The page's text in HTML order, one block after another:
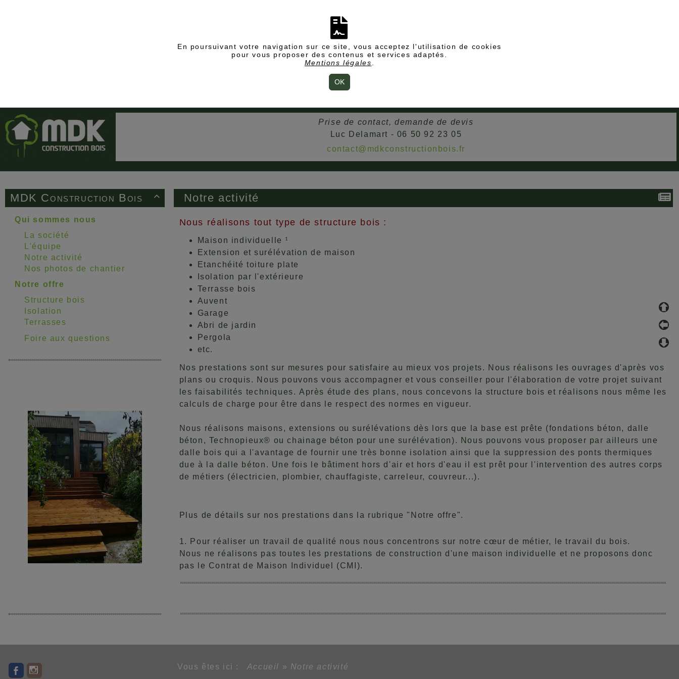
En poursuivant votre navigation sur ce site, vous acceptez l'utilisation de cookies
pour vous proposer des contenus et services adaptés.
Mentions légales
OK
Prise de contact, demande de devis
Luc Delamart - 06 50 92 23 05
contact@mdkconstructionbois.fr

MDK Construction Bois
Qui sommes nous
La société
L'équipe
Notre activité
Nos photos de chantier
Notre offre
Structure bois
Isolation
Terrasses
Foire aux questions
Notre activité
Nous réalisons tout type de structure bois :
Maison individuelle 1
Extension et surélévation de maison
Etanchéité toiture plate
Isolation par l'extérieure
Terrasse bois
Auvent
Garage
Abri de jardin
Pergola
etc.
Nos prestations sont sur mesures pour satisfaire au mieux vos projets. Nous réalisons les ouvrages d'après vos
plans ou croquis. Nous pouvons vous accompagner et vous conseiller pour l'élaboration de votre projet suivant
les faisabilités techniques. Après étude des plans, nous concevons la structure bois et réalisons nous même les
calculs de charge pour être dans le respect des normes en vigueur.
Nous réalisons maisons, extensions ou surélévations dès lors que la base est prête (fondations béton, dalle
béton, Technopieux® ou chainage béton pour une surélévation). Nous pouvons vous proposer par ailleurs une
dalle bois qui a l'avantage de fournir une très bonne isolation ainsi que la suppression des ponts thermiques
due à la dalle béton. Une fois le bâtiment hors d'air et hors d'eau il est prêt pour l'intervention des autres corps
de métiers (électricien, plombier, chauffagiste, carreleur, couvreur...).
Plus de détails sur nos prestations dans la rubrique "Notre offre".
1. Pour réaliser un travail de qualité nous nous concentrons sur notre cœur de métier, le travail du bois.
Nous ne réalisons pas toutes les prestations de construction d'une maison individuelle et ne proposons donc
pas le Contrat de Maison Individuel (CMI).
Vous êtes ici : Accueil » Notre activité